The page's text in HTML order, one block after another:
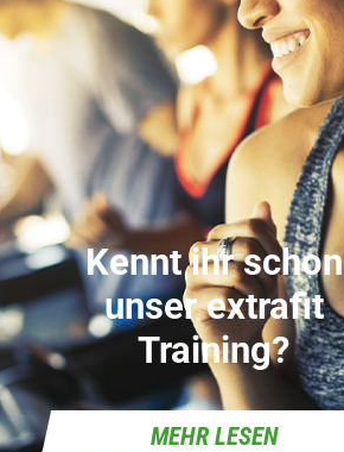
Kennt ihr schon
unser extrafit
Training?
MEHR LESEN